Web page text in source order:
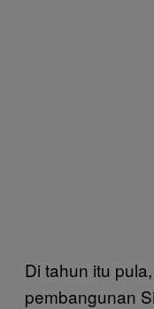
Di tahun itu
pembangunan